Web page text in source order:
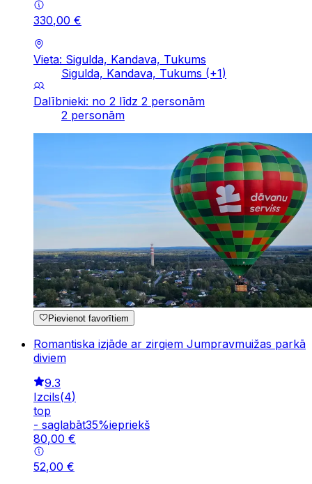
330,00 €
Vieta: Sigulda, Kandava, Tukums
Sigulda, Kandava, Tukums (+1)
Dalībnieki: no 2 līdz 2 personām
2 personām
Pievienot favorītiem
Romantiska izjāde ar zirgiem Jumpravmuižas parkā
diviem
9.3
Izcils(4)
top
- saglabāt35%iepriekš
80,00 €
52,00 €